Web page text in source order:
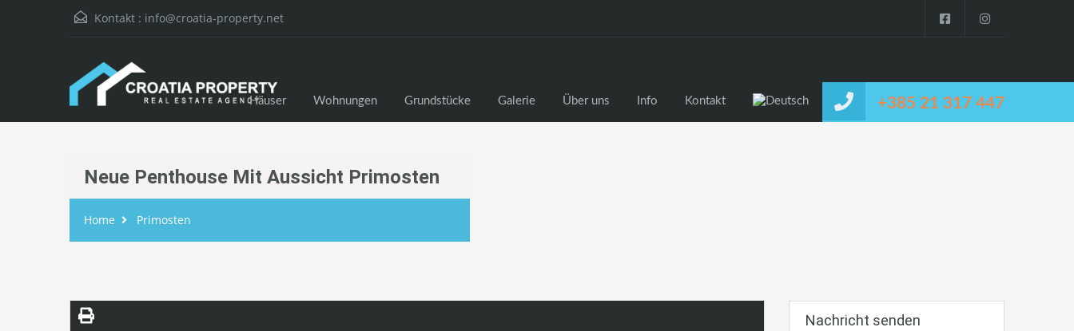
Kontakt : info@croatia-property.net
+385 21 317 447
Häuser Wohnungen Grundstücke Galerie Über uns Info Kontakt
Neue Penthouse Mit Aussicht Primosten
Home Primosten
Nachricht senden